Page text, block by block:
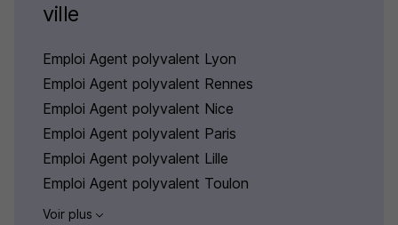
ville
Emploi Agent polyvalent Lyon
Emploi Agent polyvalent Rennes
Emploi Agent polyvalent Nice
Emploi Agent polyvalent Paris
Emploi Agent polyvalent Lille
Emploi Agent polyvalent Toulon
Voir plus